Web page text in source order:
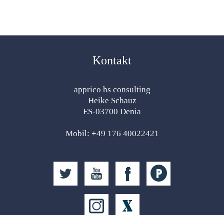
Kontakt
apprico hs consulting
Heike Schauz
ES-03700 Denia
Mobil: +49 176 40022421